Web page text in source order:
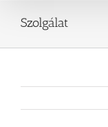
Szolgálat